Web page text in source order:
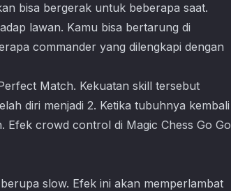
bisa bergerak untuk beberapa saat.
lawan. Kamu bisa bertarung di
commander yang dilengkapi dengan
Match. Kekuatan skill tersebut
diri menjadi 2. Ketika tubuhnya kembali
Efek crowd control di Magic Chess Go Go
slow. Efek ini akan memperlambat